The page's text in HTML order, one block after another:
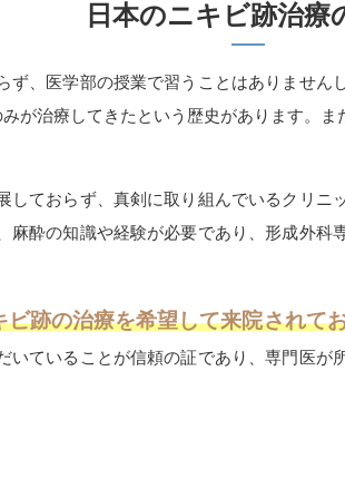
日本のニキビ跡治療
ず、医学部の授業で習うことはありませ
が治療してきたという歴史があります。
しておらず、真剣に取り組んでいるクリ
麻酔の知識や経験が必要であり、形成外
跡の治療を希望して来院されて
いていることが信頼の証であり、専門医